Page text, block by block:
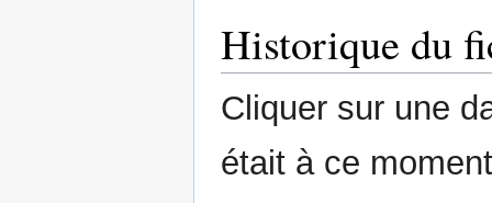
Historique du
Cliquer sur une
était à ce